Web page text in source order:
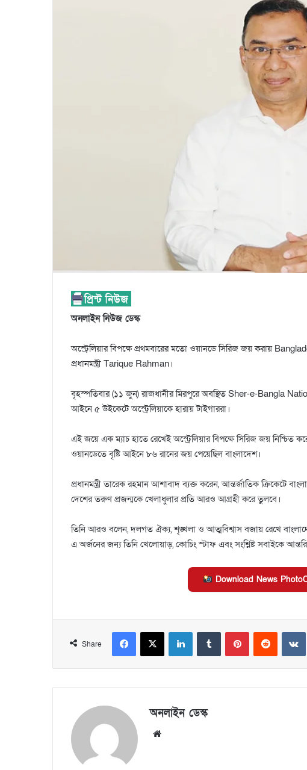
অনলাইন নিউজ ডেস্ক
অস্ট্রেলিয়ার বিপক্ষে প্রথমবারের মতো ওয়ানডে সিরিজ জয় করায়
প্রধানমন্ত্রী Tarique Rahman।
বৃহস্পতিবার (১১ জুন) রাজধানীর মিরপুরে অবস্থিত Sher-e-Bangla
আইনে ৫ উইকেটে অস্ট্রেলিয়াকে হারায় টাইগাররা।
এই জয়ে এক ম্যাচ হাতে রেখেই অস্ট্রেলিয়ার বিপক্ষে সিরিজ জয় নিশ্চিত
ওয়ানডেতে বৃষ্টি আইনে ৮৬ রানের জয় পেয়েছিল বাংলাদেশ।
প্রধানমন্ত্রী তারেক রহমান আশাবাদ ব্যক্ত করেন, আন্তর্জাতিক ক্রিকেটে
দেশের তরুণ প্রজন্মকে খেলাধুলার প্রতি আরও আগ্রহী করে তুলবে।
তিনি আরও বলেন, দলগত ঐক্য, শৃঙ্খলা ও আত্মবিশ্বাস বজায় রেখে
এ অর্জনের জন্য তিনি খেলোয়াড়, কোচিং স্টাফ এবং সংশ্লিষ্ট সবাইকে
Download News
Share
অনলাইন ডেস্ক